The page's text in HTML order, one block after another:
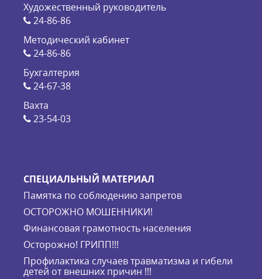
Художественный руководитель
24-86-86
Методический кабинет
24-86-86
Бухгалтерия
24-67-38
Вахта
23-54-03
СПЕЦИАЛЬНЫЙ МАТЕРИАЛ
Памятка по соблюдению запретов
ОСТОРОЖНО МОШЕННИКИ!
Финансовая грамотность населения
Осторожно! ГРИПП!!!
Профилактика случаев травматизма и гибели
детей от внешних причин !!!